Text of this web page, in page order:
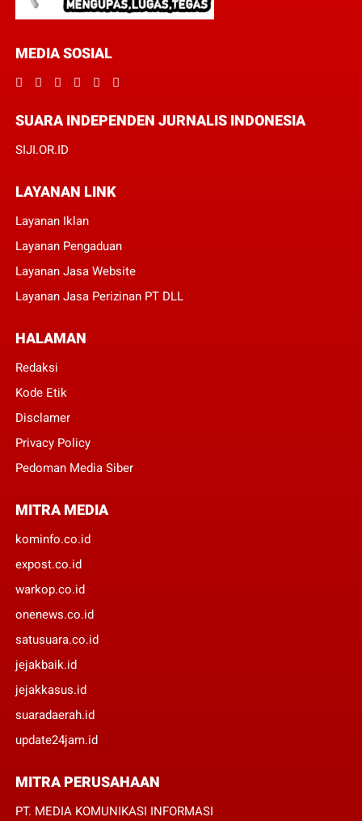
MEDIA SOSIAL
SUARA INDEPENDEN JURNALIS INDONESIA
SIJI.OR.ID
LAYANAN LINK
Layanan Iklan
Layanan Pengaduan
Layanan Jasa Website
Layanan Jasa Perizinan PT DLL
HALAMAN
Redaksi
Kode Etik
Disclamer
Privacy Policy
Pedoman Media Siber
MITRA MEDIA
kominfo.co.id
expost.co.id
warkop.co.id
onenews.co.id
satusuara.co.id
jejakbaik.id
jejakkasus.id
suaradaerah.id
update24jam.id
MITRA PERUSAHAAN
PT. MEDIA KOMUNIKASI INFORMASI